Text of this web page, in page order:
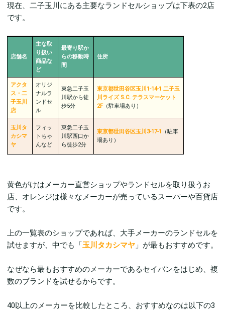
現在、二子玉川にある主要なランドセルショップは下表の2店
です。
店舗名
主な取
り扱い
商品な
ど
最寄り駅か
らの移動時
間
住所
アクタ
ス・二
子玉川
店
オリジ
ナルラ
ンドセ
ル
東急二子玉
川駅から徒
歩5分
東京都世田谷区玉川1-14-1 二子玉
川ライズ S.C. テラスマーケット
2F（駐車場︎︎︎あり）
玉川タ
カシマ
ヤ
フィッ
トちゃ
んなど
東急二子玉
川駅西口か
ら徒歩2分
東京都世田谷区玉川3-17-1 （駐車
場︎︎︎あり）
黄色がけはメーカー直営ショップやランドセルを取り扱うお
店、オレンジは様々なメーカーが売っているスーパーや百貨店
です。
上の一覧表のショップであれば、大手メーカーのランドセルを
試せますが、中でも「玉川タカシマヤ 」が最もおすすめです。
なぜなら最もおすすめのメーカーであるセイバンをはじめ、複
数のブランドを試せるからです。
40以上のメーカーを比較したところ、おすすめなのは以下の3